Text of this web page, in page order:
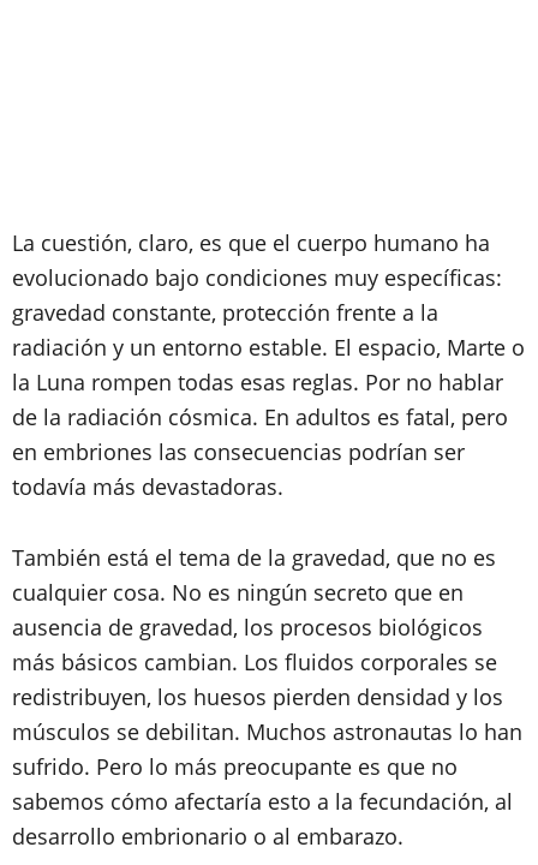
La cuestión, claro, es que el cuerpo humano ha
evolucionado bajo condiciones muy específicas:
gravedad constante, protección frente a la
radiación y un entorno estable. El espacio, Marte o
la Luna rompen todas esas reglas. Por no hablar
de la radiación cósmica. En adultos es fatal, pero
en embriones las consecuencias podrían ser
todavía más devastadoras.
También está el tema de la gravedad, que no es
cualquier cosa. No es ningún secreto que en
ausencia de gravedad, los procesos biológicos
más básicos cambian. Los fluidos corporales se
redistribuyen, los huesos pierden densidad y los
músculos se debilitan. Muchos astronautas lo han
sufrido. Pero lo más preocupante es que no
sabemos cómo afectaría esto a la fecundación, al
desarrollo embrionario o al embarazo.